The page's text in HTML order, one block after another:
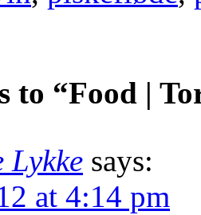
to “Food |
Lykke says:
at 4:14 pm